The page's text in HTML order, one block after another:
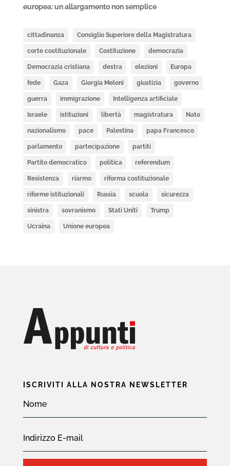
europea: un allargamento non semplice
cittadinanza Consiglio Superiore della Magistratura
corte costituzionale Costituzione democrazia
Democrazia cristiana destra elezioni Europa
fede Gaza Giorgia Meloni giustizia governo
guerra immigrazione Intelligenza artificiale
Israele istituzioni libertà magistratura Nato
nazionalismo pace Palestina papa Francesco
parlamento partecipazione partiti
Partito democratico politica referendum
Resistenza riarmo riforma costituzionale
riforme istituzionali Russia scuola sicurezza
sinistra sovranismo Stati Uniti Trump
Ucraina Unione europea
ISCRIVITI ALLA NOSTRA NEWSLETTER